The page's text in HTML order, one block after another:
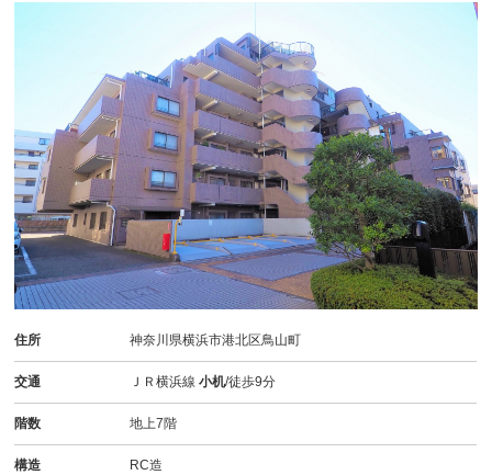
住所 神奈川県横浜市港北区鳥山町
交通 ＪＲ横浜線小机/徒歩9分
階数 地上7階
構造 RC造